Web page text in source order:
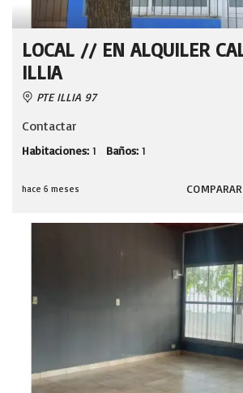
LOCAL // EN ALQUILER
ILLIA
PTE ILLIA 97
Contactar
Habitaciones: 1 Baños: 1
hace 6 meses COMPARAR